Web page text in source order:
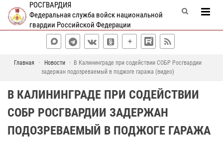
РОСГВАРДИЯ
Федеральная служба войск национальной
гвардии Российской Федерации
Главная Новости
В Калининграде при содействии СОБР Росгвардии
задержан подозреваемый в поджоге гаража (видео)
В КАЛИНИНГРАДЕ ПРИ СОДЕЙСТВИИ
СОБР РОСГВАРДИИ ЗАДЕРЖАН
ПОДОЗРЕВАЕМЫЙ В ПОДЖОГЕ ГАРАЖА